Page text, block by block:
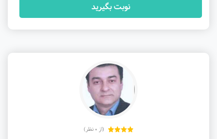
نوبت بگیرید
(از 0 نظر)